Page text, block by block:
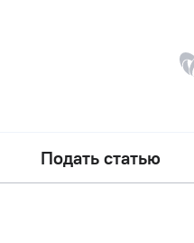
Подать статью